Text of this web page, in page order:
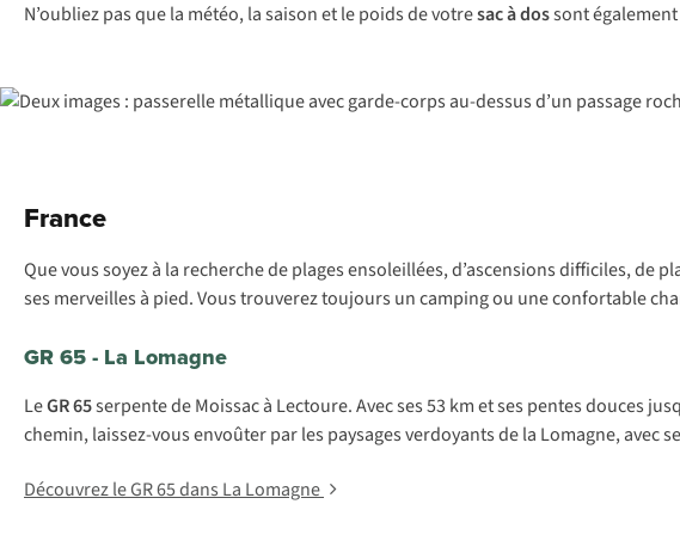
N’oubliez pas que la météo, la saison et le poids de votresac à dossont
France
Que vous soyez à la recherche de plages ensoleillées, d’ascensions difficiles, de
ses merveilles à pied. Vous trouverez toujours un camping ou une confortable
GR 65 - La Lomagne
LeGR 65serpente de Moissac à Lectoure. Avec ses 53 km et ses pentes douces
chemin, laissez-vous envoûter par les paysages verdoyants de la Lomagne,
Découvrez le GR 65 dans La Lomagne